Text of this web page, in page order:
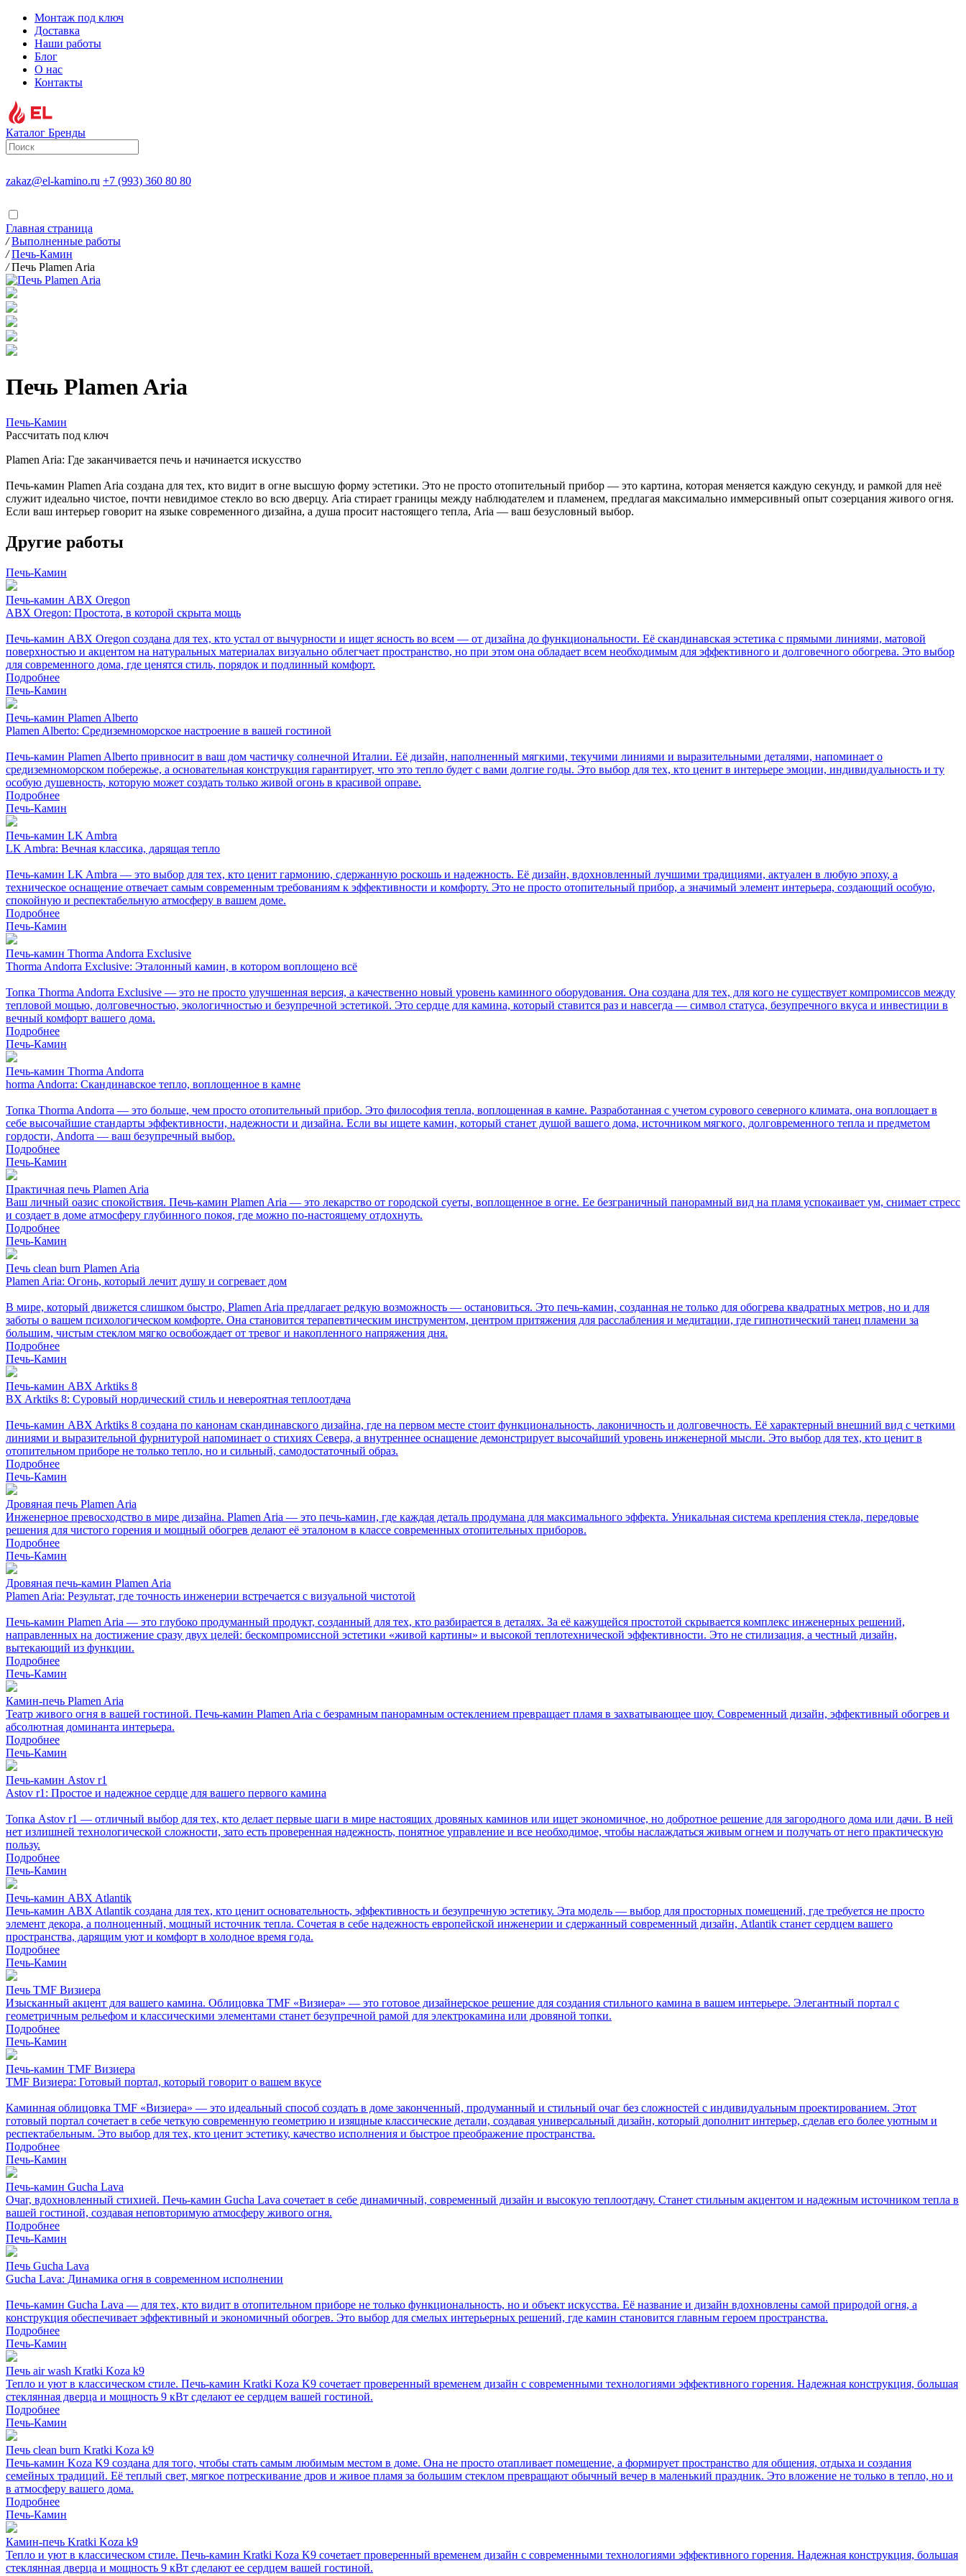
Монтаж под ключ
Доставка
Наши работы
Блог
О нас
Контакты
Каталог Бренды
zakaz@el-kamino.ru +7 (993) 360 80 80
Главная страница
/ Выполненные работы
/ Печь-Камин
/ Печь Plamen Aria
Печь Plamen Aria
Печь-Камин
Расcчитать под ключ
Plamen Aria: Где заканчивается печь и начинается искусство
Печь-камин Plamen Aria создана для тех, кто видит в огне высшую форму эстетики. Это не просто отопительный прибор — это картина, которая меняется каждую секунду, и рамкой для неё
служит идеально чистое, почти невидимое стекло во всю дверцу. Aria стирает границы между наблюдателем и пламенем, предлагая максимально иммерсивный опыт созерцания живого огня.
Если ваш интерьер говорит на языке современного дизайна, а душа просит настоящего тепла, Aria — ваш безусловный выбор.
Другие работы
Печь-Камин
Печь-камин ABX Oregon
ABX Oregon: Простота, в которой скрыта мощь
Печь-камин ABX Oregon создана для тех, кто устал от вычурности и ищет ясность во всем — от дизайна до функциональности. Её скандинавская эстетика с прямыми линиями, матовой
поверхностью и акцентом на натуральных материалах визуально облегчает пространство, но при этом она обладает всем необходимым для эффективного и долговечного обогрева. Это выбор
для современного дома, где ценятся стиль, порядок и подлинный комфорт.
Подробнее
Печь-Камин
Печь-камин Plamen Alberto
Plamen Alberto: Средиземноморское настроение в вашей гостиной
Печь-камин Plamen Alberto привносит в ваш дом частичку солнечной Италии. Её дизайн, наполненный мягкими, текучими линиями и выразительными деталями, напоминает о
средиземноморском побережье, а основательная конструкция гарантирует, что это тепло будет с вами долгие годы. Это выбор для тех, кто ценит в интерьере эмоции, индивидуальность и ту
особую душевность, которую может создать только живой огонь в красивой оправе.
Подробнее
Печь-Камин
Печь-камин LK Ambra
LK Ambra: Вечная классика, дарящая тепло
Печь-камин LK Ambra — это выбор для тех, кто ценит гармонию, сдержанную роскошь и надежность. Её дизайн, вдохновленный лучшими традициями, актуален в любую эпоху, а
техническое оснащение отвечает самым современным требованиям к эффективности и комфорту. Это не просто отопительный прибор, а значимый элемент интерьера, создающий особую,
спокойную и респектабельную атмосферу в вашем доме.
Подробнее
Печь-Камин
Печь-камин Thorma Andorra Exclusive
Thorma Andorra Exclusive: Эталонный камин, в котором воплощено всё
Топка Thorma Andorra Exclusive — это не просто улучшенная версия, а качественно новый уровень каминного оборудования. Она создана для тех, для кого не существует компромиссов между
тепловой мощью, долговечностью, экологичностью и безупречной эстетикой. Это сердце для камина, который ставится раз и навсегда — символ статуса, безупречного вкуса и инвестиции в
вечный комфорт вашего дома.
Подробнее
Печь-Камин
Печь-камин Thorma Andorra
horma Andorra: Скандинавское тепло, воплощенное в камне
Топка Thorma Andorra — это больше, чем просто отопительный прибор. Это философия тепла, воплощенная в камне. Разработанная с учетом сурового северного климата, она воплощает в
себе высочайшие стандарты эффективности, надежности и дизайна. Если вы ищете камин, который станет душой вашего дома, источником мягкого, долговременного тепла и предметом
гордости, Andorra — ваш безупречный выбор.
Подробнее
Печь-Камин
Практичная печь Plamen Aria
Ваш личный оазис спокойствия. Печь-камин Plamen Aria — это лекарство от городской суеты, воплощенное в огне. Ее безграничный панорамный вид на пламя успокаивает ум, снимает стресс
и создает в доме атмосферу глубинного покоя, где можно по-настоящему отдохнуть.
Подробнее
Печь-Камин
Печь clean burn Plamen Aria
Plamen Aria: Огонь, который лечит душу и согревает дом
В мире, который движется слишком быстро, Plamen Aria предлагает редкую возможность — остановиться. Это печь-камин, созданная не только для обогрева квадратных метров, но и для
заботы о вашем психологическом комфорте. Она становится терапевтическим инструментом, центром притяжения для расслабления и медитации, где гипнотический танец пламени за
большим, чистым стеклом мягко освобождает от тревог и накопленного напряжения дня.
Подробнее
Печь-Камин
Печь-камин ABX Arktiks 8
BX Arktiks 8: Суровый нордический стиль и невероятная теплоотдача
Печь-камин ABX Arktiks 8 создана по канонам скандинавского дизайна, где на первом месте стоит функциональность, лаконичность и долговечность. Её характерный внешний вид с четкими
линиями и выразительной фурнитурой напоминает о стихиях Севера, а внутреннее оснащение демонстрирует высочайший уровень инженерной мысли. Это выбор для тех, кто ценит в
отопительном приборе не только тепло, но и сильный, самодостаточный образ.
Подробнее
Печь-Камин
Дровяная печь Plamen Aria
Инженерное превосходство в мире дизайна. Plamen Aria — это печь-камин, где каждая деталь продумана для максимального эффекта. Уникальная система крепления стекла, передовые
решения для чистого горения и мощный обогрев делают её эталоном в классе современных отопительных приборов.
Подробнее
Печь-Камин
Дровяная печь-камин Plamen Aria
Plamen Aria: Результат, где точность инженерии встречается с визуальной чистотой
Печь-камин Plamen Aria — это глубоко продуманный продукт, созданный для тех, кто разбирается в деталях. За её кажущейся простотой скрывается комплекс инженерных решений,
направленных на достижение сразу двух целей: бескомпромиссной эстетики «живой картины» и высокой теплотехнической эффективности. Это не стилизация, а честный дизайн,
вытекающий из функции.
Подробнее
Печь-Камин
Камин-печь Plamen Aria
Театр живого огня в вашей гостиной. Печь-камин Plamen Aria с безрамным панорамным остеклением превращает пламя в захватывающее шоу. Современный дизайн, эффективный обогрев и
абсолютная доминанта интерьера.
Подробнее
Печь-Камин
Печь-камин Astov r1
Astov r1: Простое и надежное сердце для вашего первого камина
Топка Astov r1 — отличный выбор для тех, кто делает первые шаги в мире настоящих дровяных каминов или ищет экономичное, но добротное решение для загородного дома или дачи. В ней
нет излишней технологической сложности, зато есть проверенная надежность, понятное управление и все необходимое, чтобы наслаждаться живым огнем и получать от него практическую
пользу.
Подробнее
Печь-Камин
Печь-камин ABX Atlantik
Печь-камин ABX Atlantik создана для тех, кто ценит основательность, эффективность и безупречную эстетику. Эта модель — выбор для просторных помещений, где требуется не просто
элемент декора, а полноценный, мощный источник тепла. Сочетая в себе надежность европейской инженерии и сдержанный современный дизайн, Atlantik станет сердцем вашего
пространства, дарящим уют и комфорт в холодное время года.
Подробнее
Печь-Камин
Печь TMF Визиера
Изысканный акцент для вашего камина. Облицовка TMF «Визиера» — это готовое дизайнерское решение для создания стильного камина в вашем интерьере. Элегантный портал с
геометричным рельефом и классическими элементами станет безупречной рамой для электрокамина или дровяной топки.
Подробнее
Печь-Камин
Печь-камин TMF Визиера
TMF Визиера: Готовый портал, который говорит о вашем вкусе
Каминная облицовка TMF «Визиера» — это идеальный способ создать в доме законченный, продуманный и стильный очаг без сложностей с индивидуальным проектированием. Этот
готовый портал сочетает в себе четкую современную геометрию и изящные классические детали, создавая универсальный дизайн, который дополнит интерьер, сделав его более уютным и
респектабельным. Это выбор для тех, кто ценит эстетику, качество исполнения и быстрое преображение пространства.
Подробнее
Печь-Камин
Печь-камин Gucha Lava
Очаг, вдохновленный стихией. Печь-камин Gucha Lava сочетает в себе динамичный, современный дизайн и высокую теплоотдачу. Станет стильным акцентом и надежным источником тепла в
вашей гостиной, создавая неповторимую атмосферу живого огня.
Подробнее
Печь-Камин
Печь Gucha Lava
Gucha Lava: Динамика огня в современном исполнении
Печь-камин Gucha Lava — для тех, кто видит в отопительном приборе не только функциональность, но и объект искусства. Её название и дизайн вдохновлены самой природой огня, а
конструкция обеспечивает эффективный и экономичный обогрев. Это выбор для смелых интерьерных решений, где камин становится главным героем пространства.
Подробнее
Печь-Камин
Печь air wash Kratki Koza k9
Тепло и уют в классическом стиле. Печь-камин Kratki Koza K9 сочетает проверенный временем дизайн с современными технологиями эффективного горения. Надежная конструкция, большая
стеклянная дверца и мощность 9 кВт сделают ее сердцем вашей гостиной.
Подробнее
Печь-Камин
Печь clean burn Kratki Koza k9
Печь-камин Koza K9 создана для того, чтобы стать самым любимым местом в доме. Она не просто отапливает помещение, а формирует пространство для общения, отдыха и создания
семейных традиций. Её теплый свет, мягкое потрескивание дров и живое пламя за большим стеклом превращают обычный вечер в маленький праздник. Это вложение не только в тепло, но и
в атмосферу вашего дома.
Подробнее
Печь-Камин
Камин-печь Kratki Koza k9
Тепло и уют в классическом стиле. Печь-камин Kratki Koza K9 сочетает проверенный временем дизайн с современными технологиями эффективного горения. Надежная конструкция, большая
стеклянная дверца и мощность 9 кВт сделают ее сердцем вашей гостиной.